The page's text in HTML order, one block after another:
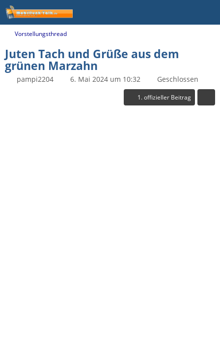
Vorstellungsthread
Juten Tach und Grüße aus dem
grünen Marzahn
pampi2204 6. Mai 2024 um 10:32 Geschlossen
1. offizieller Beitrag